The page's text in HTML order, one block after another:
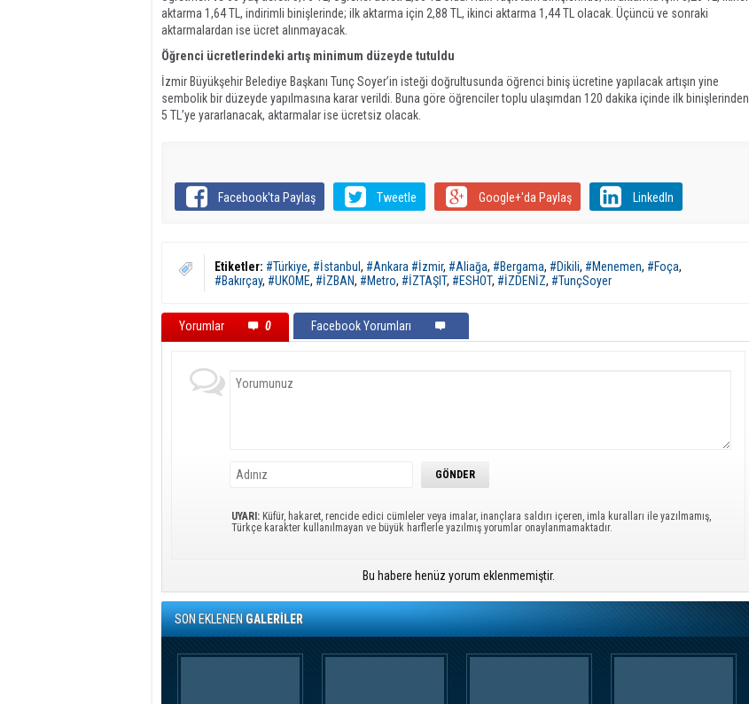
aktarma 1,64 TL, indirimli binişlerinde; ilk aktarma için 2,88 TL, ikinci aktarma 1,44 TL olacak. Üçüncü ve sonraki
aktarmalardan ise ücret alınmayacak.
Öğrenci ücretlerindeki artış minimum düzeyde tutuldu
İzmir Büyükşehir Belediye Başkanı Tunç Soyer’in isteği doğrultusunda öğrenci biniş ücretine yapılacak artışın yine
sembolik bir düzeyde yapılmasına karar verildi. Buna göre öğrenciler toplu ulaşımdan 120 dakika içinde ilk binişlerinden
5 TL’ye yararlanacak, aktarmalar ise ücretsiz olacak.
Facebook'ta Paylaş Tweetle Google+'da Paylaş LinkedIn
Etiketler: #Türkiye, #İstanbul , #Ankara #İzmir, #Aliağa, #Bergama, #Dikili, #Menemen, #Foça,
#Bakırçay, #UKOME, #İZBAN, #Metro, #İZTAŞIT, #ESHOT, #İZDENİZ, #TunçSoyer
Yorumlar 0 Facebook Yorumları
UYARI: Küfür, hakaret, rencide edici cümleler veya imalar, inançlara saldırı içeren, imla kuralları ile yazılmamış,
Türkçe karakter kullanılmayan ve büyük harflerle yazılmış yorumlar onaylanmamaktadır.
Bu habere henüz yorum eklenmemiştir.
SON EKLENENGALERİLER